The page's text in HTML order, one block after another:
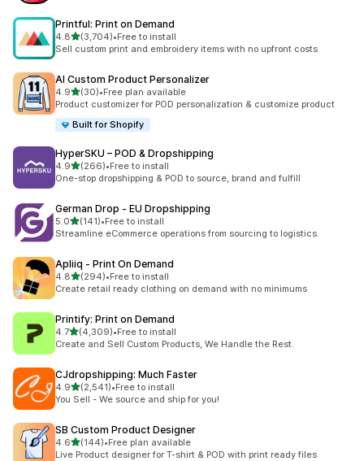
Printful: Print on Demand
4.8별 5개 중
(3,704)
총 리뷰 3704개
•Free to install
Sell custom print and embroidery items with no upfront costs
AI Custom Product Personalizer
4.9별 5개 중
(30)
총 리뷰 30개
•Free plan available
Product customizer for POD personalization & customize product
Built for Shopify
HyperSKU – POD & Dropshipping
4.9별 5개 중
(266)
총 리뷰 266개
•Free to install
One-stop dropshipping & POD to source, brand and fulfill
German Drop ‑ EU Dropshipping
5.0별 5개 중
(141)
총 리뷰 141개
•Free to install
Streamline eCommerce operations from sourcing to logistics.
Apliiq ‑ Print On Demand
4.8별 5개 중
(294)
총 리뷰 294개
•Free to install
Create retail ready clothing on demand with no minimums
Printify: Print on Demand
4.7별 5개 중
(4,309)
총 리뷰 4309개
•Free to install
Create and Sell Custom Products, We Handle the Rest.
CJdropshipping: Much Faster
4.9별 5개 중
(2,541)
총 리뷰 2541개
•Free to install
You Sell - We source and ship for you!
SB Custom Product Designer
4.6별 5개 중
(144)
총 리뷰 144개
•Free plan available
Live Product designer for T-shirt & POD with print ready files